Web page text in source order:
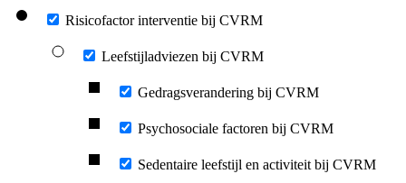
Risicofactor interventie bij CVRM
Leefstijladviezen bij CVRM
Gedragsverandering bij CVRM
Psychosociale factoren bij CVRM
Sedentaire leefstijl en activiteit bij CVRM